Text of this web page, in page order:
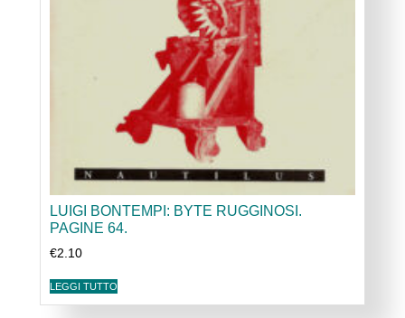
LUIGI BONTEMPI: BYTE RUGGINOSI.
PAGINE 64.
€2.10
LEGGI TUTTO